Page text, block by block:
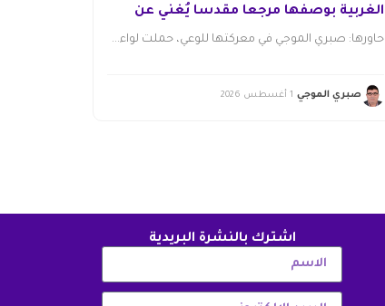
الغربية بوصفها مرجعا مقدسا يُغني عن
قراءة مجتمعاتنا
حاورها: صبري الموجي في معركتها للوعي، حملت لواء...
صبري الموجي 1 أغسطس 2026
اشترك بالنشرة البريدية